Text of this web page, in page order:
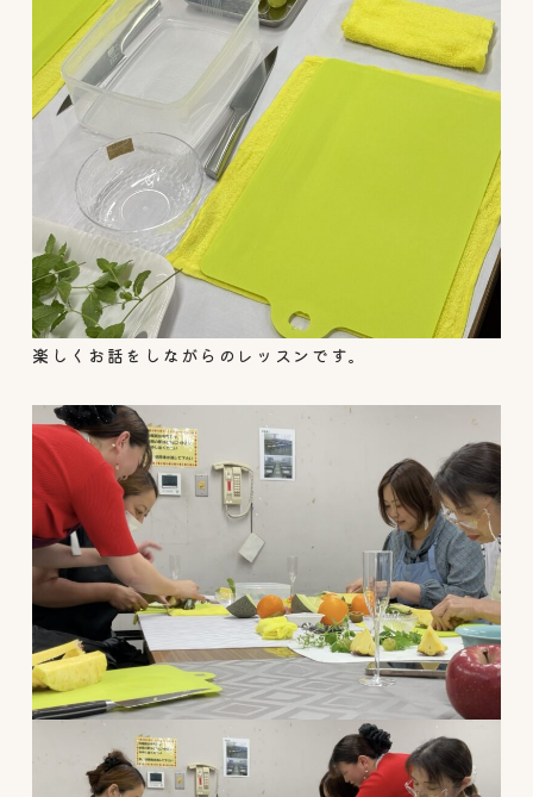
楽しくお話をしながらのレッスンです。